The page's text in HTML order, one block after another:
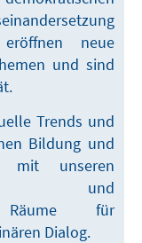
neue
und sind
Trends und
Bildung und
mit unseren
und
Räume für
Dialog.